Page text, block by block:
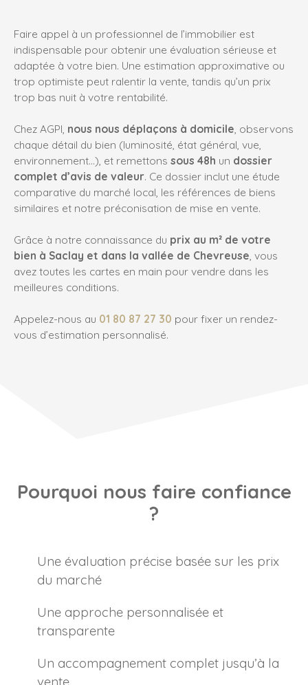
Faire appel à un professionnel de l’immobilier est
indispensable pour obtenir une évaluation sérieuse et
adaptée à votre bien. Une estimation approximative ou
trop optimiste peut ralentir la vente, tandis qu’un prix
trop bas nuit à votre rentabilité.
Chez AGPI, nous nous déplaçons à domicile , observons
chaque détail du bien (luminosité, état général, vue,
environnement…), et remettons sous 48h un dossier
complet d’avis de valeur. Ce dossier inclut une étude
comparative du marché local, les références de biens
similaires et notre préconisation de mise en vente.
Grâce à notre connaissance du prix au m² de votre
bien à Saclay et dans la vallée de Chevreuse , vous
avez toutes les cartes en main pour vendre dans les
meilleures conditions.
Appelez-nous au 01 80 87 27 30 pour fixer un rendez-
vous d’estimation personnalisé.
Pourquoi nous faire confiance
?
Une évaluation précise basée sur les prix
du marché
Une approche personnalisée et
transparente
Un accompagnement complet jusqu’à la
vente